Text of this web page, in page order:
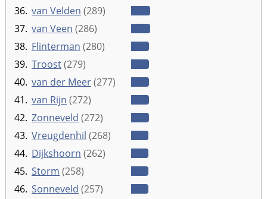
36. van Velden (289)
37. van Veen (286)
38. Flinterman (280)
39. Troost(279)
40. van der Meer(277)
41. van Rijn (272)
42. Zonneveld (272)
43. Vreugdenhil (268)
44. Dijkshoorn (262)
45. Storm (258)
46. Sonneveld (257)